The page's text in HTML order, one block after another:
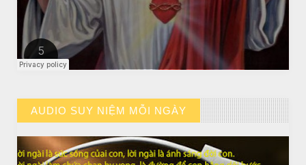
AUDIO SUY NIỆM MỖI NGÀY
// VIEW MORE BY AUDIO SUY NIỆM MỖI NGÀY
BÀI NỔI BẬT
HẠT GIỐNG TÂM HỒN